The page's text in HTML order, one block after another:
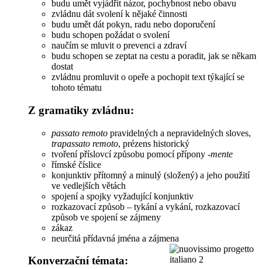
budu umět vyjádřit názor, pochybnost nebo obavu
zvládnu dát svolení k nějaké činnosti
budu umět dát pokyn, radu nebo doporučení
budu schopen požádat o svolení
naučím se mluvit o prevenci a zdraví
budu schopen se zeptat na cestu a poradit, jak se někam
dostat
zvládnu promluvit o opeře a pochopit text týkající se
tohoto tématu
Z gramatiky zvládnu:
passato remoto pravidelných a nepravidelných sloves,
trapassato remoto, prézens historický
tvoření příslovcí způsobu pomocí přípony -mente
římské číslice
konjunktiv přítomný a minulý (složený) a jeho použití
ve vedlejších větách
spojení a spojky vyžadující konjunktiv
rozkazovací způsob – tykání a vykání, rozkazovací
způsob ve spojení se zájmeny
zákaz
neurčitá přídavná jména a zájmena
Konverzační témata: